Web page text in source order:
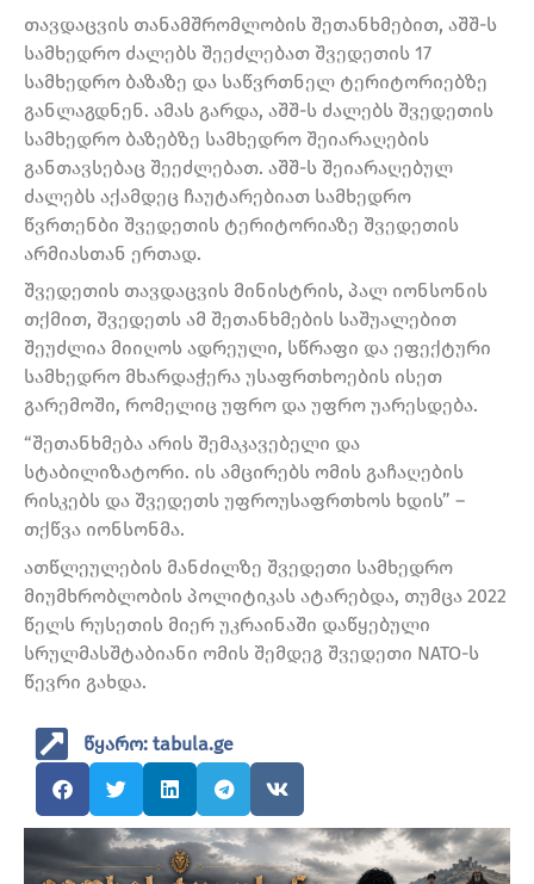
თავდაცვის თანამშრომლობის შეთანხმებით, აშშ-ს
სამხედრო ძალებს შეეძლებათ შვედეთის 17
სამხედრო ბაზაზე და საწვრთნელ ტერიტორიებზე
განლაგდნენ. ამას გარდა, აშშ-ს ძალებს შვედეთის
სამხედრო ბაზებზე სამხედრო შეიარაღების
განთავსებაც შეეძლებათ. აშშ-ს შეიარაღებულ
ძალებს აქამდეც ჩაუტარებიათ სამხედრო
წვრთენბი შვედეთის ტერიტორიაზე შვედეთის
არმიასთან ერთად.
შვედეთის თავდაცვის მინისტრის, პალ იონსონის
თქმით, შვედეთს ამ შეთანხმების საშუალებით
შეუძლია მიიღოს ადრეული, სწრაფი და ეფექტური
სამხედრო მხარდაჭერა უსაფრთხოების ისეთ
გარემოში, რომელიც უფრო და უფრო უარესდება.
“შეთანხმება არის შემაკავებელი და
სტაბილიზატორი. ის ამცირებს ომის გაჩაღების
რისკებს და შვედეთს უფროუსაფრთხოს ხდის” –
თქწვა იონსონმა.
ათწლეულების მანძილზე შვედეთი სამხედრო
მიუმხრობლობის პოლიტიკას ატარებდა, თუმცა 2022
წელს რუსეთის მიერ უკრაინაში დაწყებული
სრულმასშტაბიანი ომის შემდეგ შვედეთი NATO-ს
წევრი გახდა.
წყარო: tabula.ge